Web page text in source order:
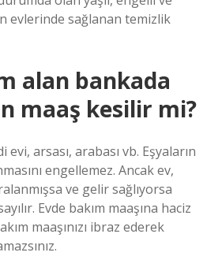
evlerinde sağlanan temizlik
alan bankada
maaş kesilir mi?
arsası, arabası vb. Eşyaların
engellemez. Ancak ev,
ve gelir sağlıyorsa
Evde bakım maaşına haciz
maaşınızı ibraz ederek